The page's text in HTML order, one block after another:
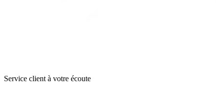
Service client à votre écoute